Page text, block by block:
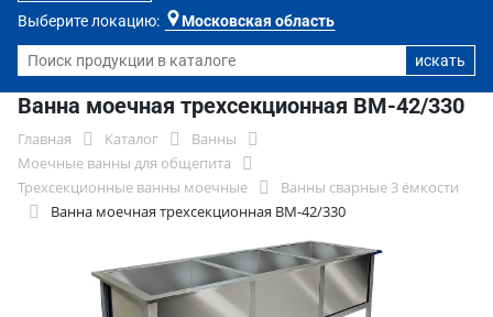
Выберите локацию: Московская область
Ванна моечная трехсекционная ВМ-42/330
Главная Каталог
Ванны
Моечные ванны для общепита
Трехсекционные ванны моечные
Ванны сварные 3 ёмкости
Ванна моечная трехсекционная ВМ-42/330